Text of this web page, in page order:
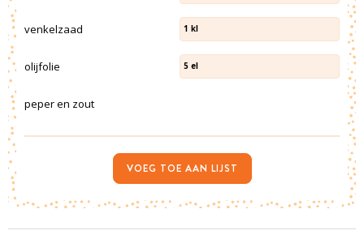
venkelzaad 1 kl
olijfolie 5 el
peper en zout
VOEG TOE AAN LIJST